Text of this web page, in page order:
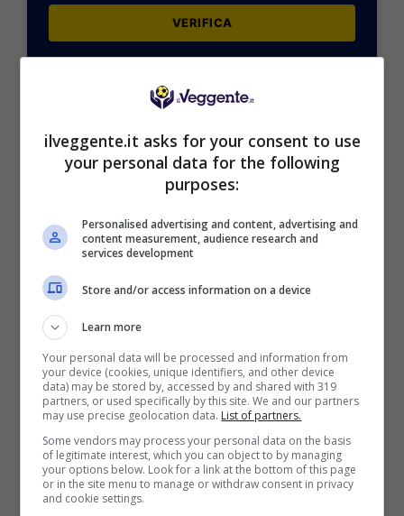
VERIFICA
BONUS BENVENUTO GOLDBET: 2.050€
Per i nuovi registrati: 100% fino a 2.000€ in Bonus
Scommesse + 50% del primo deposito fino a 50€
2050€
Mostra Informazioni
BONUS BENVENUTO LOTTOMATICA: 2050€
ilveggente.it asks for your consent to use
your personal data for the following
purposes:
Personalised advertising and content, advertising and
content measurement, audience research and
services development
Store and/or access information on a device
Learn more
Your personal data will be processed and information from
your device (cookies, unique identifiers, and other device
data) may be stored by, accessed by and shared with 319
partners, or used specifically by this site. We and our partners
may use precise geolocation data. List of partners.
Some vendors may process your personal data on the basis
of legitimate interest, which you can object to by managing
your options below. Look for a link at the bottom of this page
or in the site menu to manage or withdraw consent in privacy
and cookie settings.